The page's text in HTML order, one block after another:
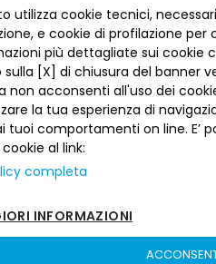
Trasferimento dei servizi di
Depositi dormienti
Depositi al portatore
Arbitro per le Controversie
Fondo Interbancario di Tutela
Cartolarizzazioni
Accordi ABI
Assegni circolari non riscossi
Banca del Piemonte | P. Iva
etinet.It
utilizza cookie tecnici,
e cookie di profilazione per
più dettagliate sui cookie
[X] di chiusura del banner
non acconsenti all'uso dei
la tua esperienza di
tuoi comportamenti on line. E’
al link:
completa
INFORMAZIONI